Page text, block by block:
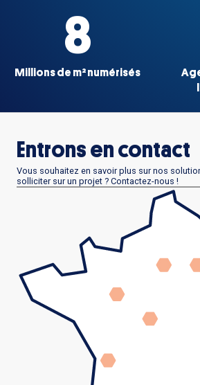
8
Millions de m² numérisés
Entrons en contact
Vous souhaitez en savoir plus sur nos
solliciter sur un projet ? Contactez-nous !